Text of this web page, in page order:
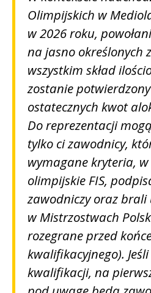
Olimpijskich w
w 2026 roku,
na jasno określonych
wszystkim skład
zostanie
ostatecznych kwot
Do reprezentacji
tylko ci zawodnicy,
wymagane kryteria,
olimpijskie FIS,
zawodniczy oraz brali
w Mistrzostwach
rozegrane przed
kwalifikacyjnego).
kwalifikacji, na